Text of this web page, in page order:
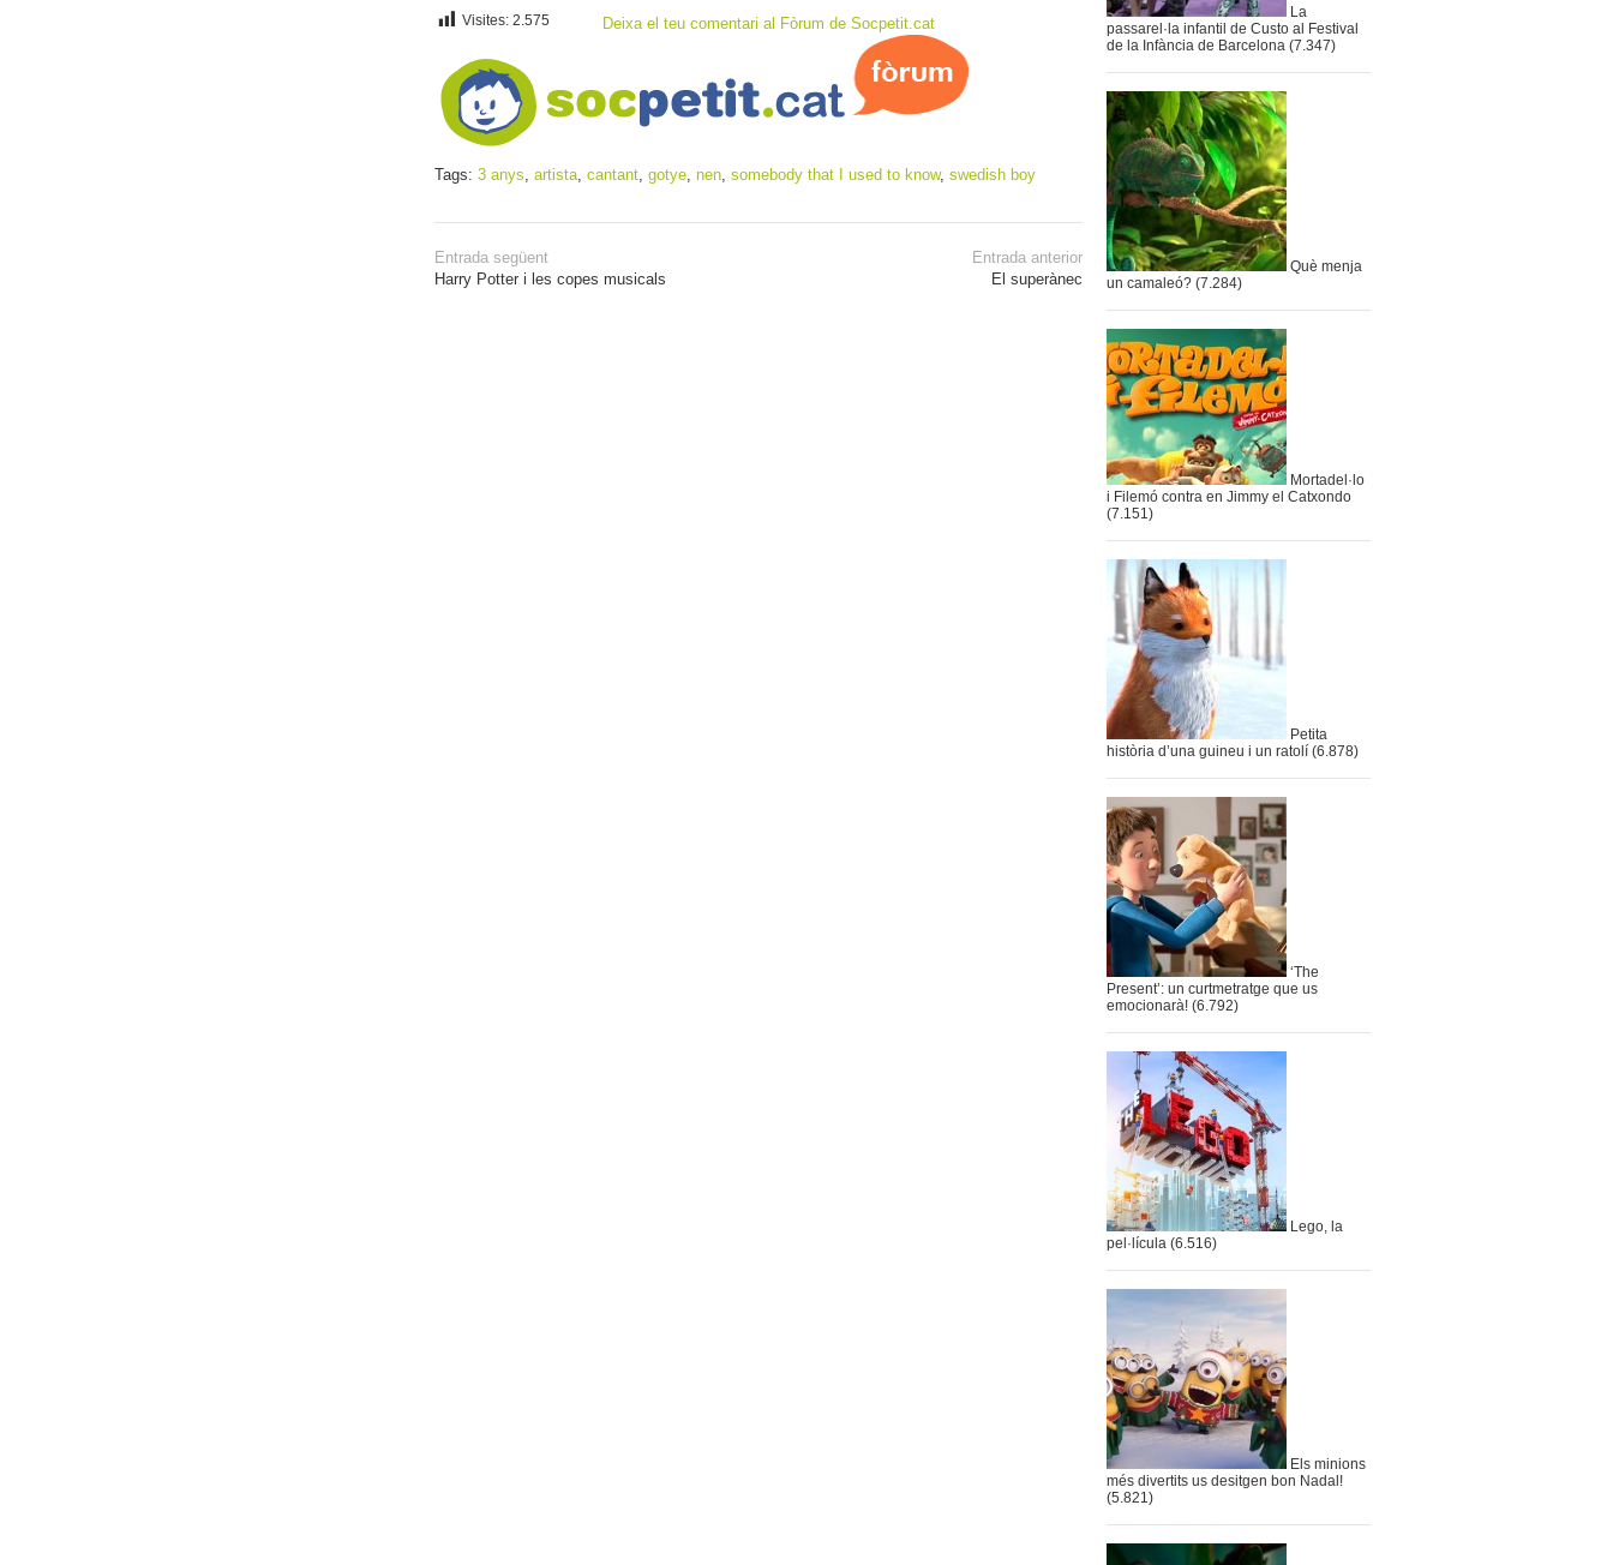
Visites: 2.575 Deixa el teu comentari al Fòrum de Socpetit.cat
Tags: 3 anys, artista, cantant, gotye, nen, somebody that I used to know, swedish boy
Entrada anterior
El superànec
Entrada següent
Harry Potter i les copes musicals
La
passarel·la infantil de Custo al Festival
de la Infància de Barcelona (7.347)
Què menja
un camaleó? (7.284)
Mortadel·lo
i Filemó contra en Jimmy el Catxondo
(7.151)
Petita
història d’una guineu i un ratolí (6.878)
‘The
Present’: un curtmetratge que us
emocionarà! (6.792)
Lego, la
pel·lícula (6.516)
Els minions
més divertits us desitgen bon Nadal!
(5.821)